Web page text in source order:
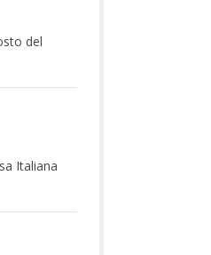
del
Italiana